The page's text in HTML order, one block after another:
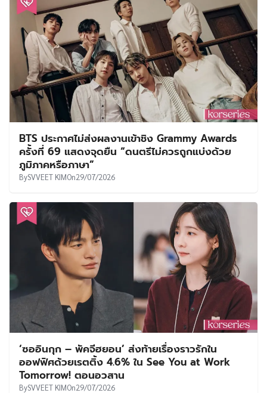
BTS ประกาศไม่ส่งผลงานเข้าชิง Grammy Awards
ครั้งที่ 69 แสดงจุดยืน “ดนตรีไม่ควรถูกแบ่งด้วย
ภูมิภาคหรือภาษา”
BySVVEET KIMOn29/07/2026
‘ซออินกุก – พัคจีฮยอน’ ส่งท้ายเรื่องราวรักใน
ออฟฟิศด้วยเรตติ้ง 4.6% ใน See You at Work
Tomorrow! ตอนอวสาน
BySVVEET KIMOn29/07/2026